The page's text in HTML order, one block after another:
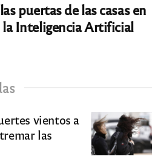
puertas de las casas en
la Inteligencia Artificial
vientos a
las